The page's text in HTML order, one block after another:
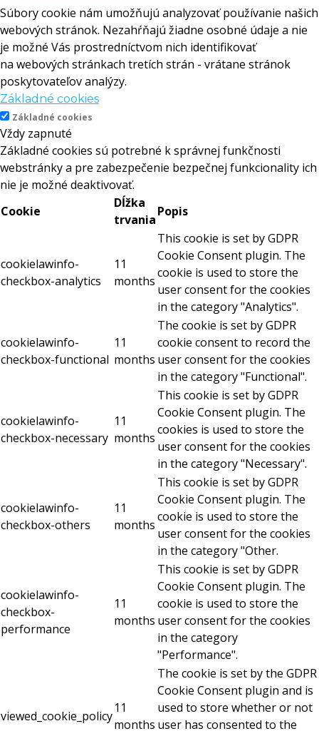
Súbory cookie nám umožňujú analyzovať používanie našich
webových stránok. Nezahŕňajú žiadne osobné údaje a nie
je možné Vás prostredníctvom nich identifikovať
na webových stránkach tretích strán - vrátane stránok
poskytovateľov analýzy.
Základné cookies
Základné cookies
Vždy zapnuté
Základné cookies sú potrebné k správnej funkčnosti
webstránky a pre zabezpečenie bezpečnej funkcionality ich
nie je možné deaktivovať.
Cookie
Dĺžka
trvania
Popis
cookielawinfo-
checkbox-analytics
11
months
This cookie is set by GDPR
Cookie Consent plugin. The
cookie is used to store the
user consent for the cookies
in the category "Analytics".
cookielawinfo-
checkbox-functional
11
months
The cookie is set by GDPR
cookie consent to record the
user consent for the cookies
in the category "Functional".
cookielawinfo-
checkbox-necessary
11
months
This cookie is set by GDPR
Cookie Consent plugin. The
cookies is used to store the
user consent for the cookies
in the category "Necessary".
cookielawinfo-
checkbox-others
11
months
This cookie is set by GDPR
Cookie Consent plugin. The
cookie is used to store the
user consent for the cookies
in the category "Other.
cookielawinfo-
checkbox-
performance
11
months
This cookie is set by GDPR
Cookie Consent plugin. The
cookie is used to store the
user consent for the cookies
in the category
"Performance".
viewed_cookie_policy
11
months
The cookie is set by the GDPR
Cookie Consent plugin and is
used to store whether or not
user has consented to the